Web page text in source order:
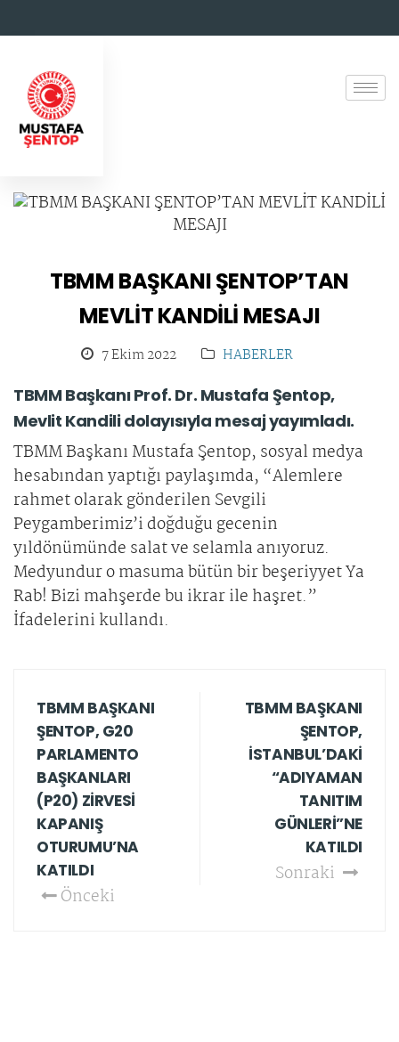
TBMM BAŞKANI ŞENTOP’TAN
MEVLİT KANDİLİ MESAJI
7 Ekim 2022 HABERLER
TBMM Başkanı Prof. Dr. Mustafa Şentop,
Mevlit Kandili dolayısıyla mesaj yayımladı.
TBMM Başkanı Mustafa Şentop, sosyal medya
hesabından yaptığı paylaşımda, “Alemlere
rahmet olarak gönderilen Sevgili
Peygamberimiz’i doğduğu gecenin
yıldönümünde salat ve selamla anıyoruz.
Medyundur o masuma bütün bir beşeriyyet Ya
Rab! Bizi mahşerde bu ikrar ile haşret.”
İfadelerini kullandı.
TBMM BAŞKANI
ŞENTOP, G20
PARLAMENTO
BAŞKANLARI
(P20) ZİRVESİ
KAPANIŞ
OTURUMU’NA
KATILDI
Önceki
TBMM BAŞKANI
ŞENTOP,
İSTANBUL’DAKİ
“ADIYAMAN
TANITIM
GÜNLERİ”NE
KATILDI
Sonraki